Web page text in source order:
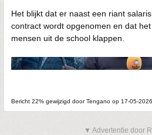
Het blijkt dat er naast een riant
contract wordt opgenomen en dat
mensen uit de school klappen.
Bericht 22% gewijzigd door Tengano op 17-05-
▼ Advertentie door